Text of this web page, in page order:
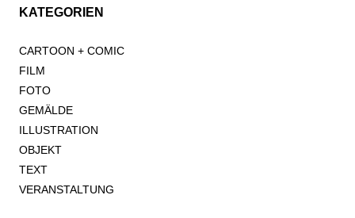
KATEGORIEN
CARTOON + COMIC
FILM
FOTO
GEMÄLDE
ILLUSTRATION
OBJEKT
TEXT
VERANSTALTUNG